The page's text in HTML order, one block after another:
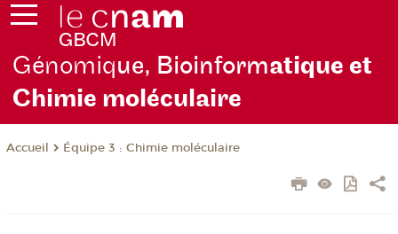
Génomique, Bioinformatique et
Chimie moléculaire
Accueil Équipe 3 : Chimie moléculaire